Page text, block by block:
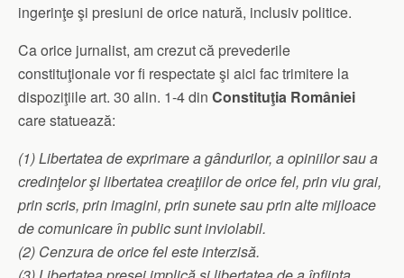
ingerinţe şi presiuni de orice natură, inclusiv politice.
Ca orice jurnalist, am crezut că prevederile
constituţionale vor fi respectate şi aici fac trimitere la
dispoziţiile art. 30 alin. 1-4 din Constituţia României
care statuează:
(1) Libertatea de exprimare a gândurilor, a opiniilor sau a
credinţelor şi libertatea creaţiilor de orice fel, prin viu grai,
prin scris, prin imagini, prin sunete sau prin alte mijloace
de comunicare în public sunt inviolabil.
(2) Cenzura de orice fel este interzisă.